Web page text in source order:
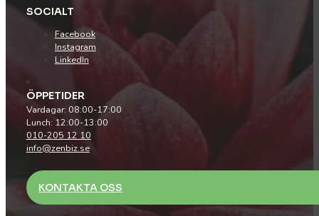
SOCIALT
Facebook
Instagram
LinkedIn
ÖPPETIDER
Vardagar: 08:00-17:00
Lunch: 12:00-13:00
010-205 12 10
info@zenbiz.se
KONTAKTA OSS